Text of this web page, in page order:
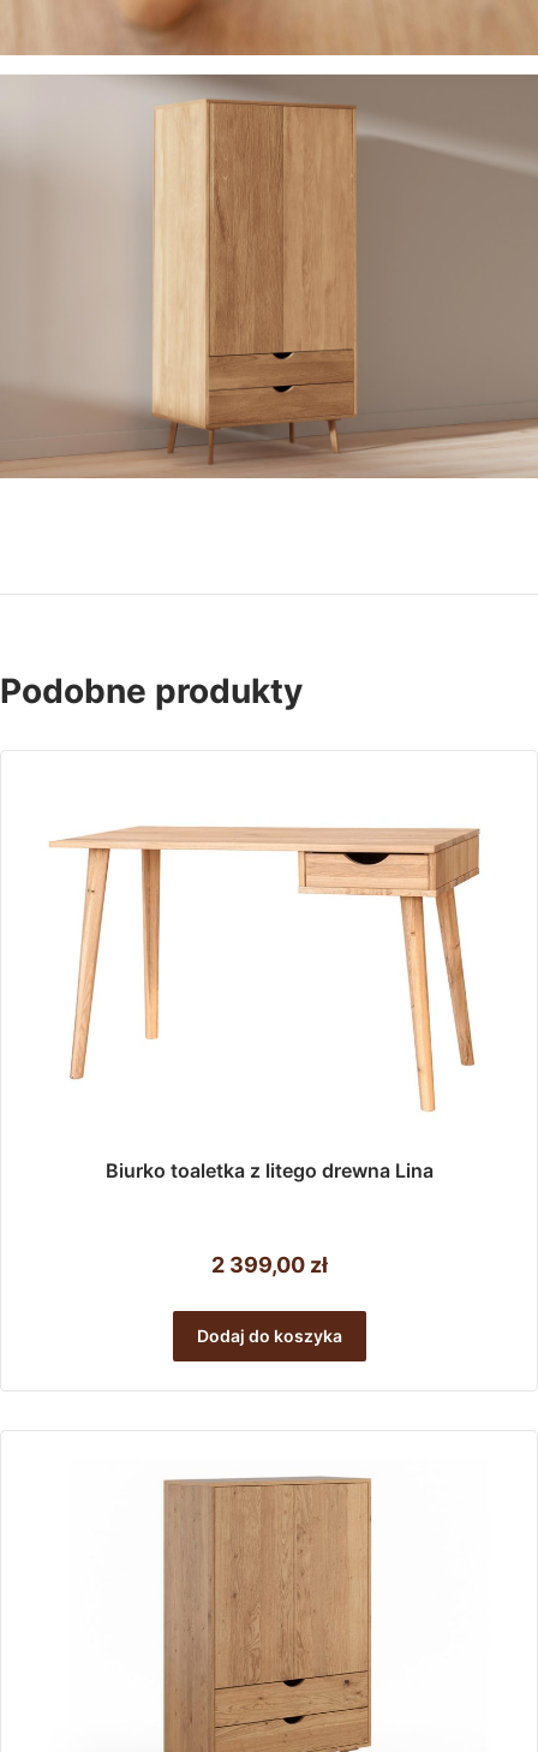
Podobne produkty
Biurko toaletka z litego drewna Lina
2 399,00 zł
Dodaj do koszyka